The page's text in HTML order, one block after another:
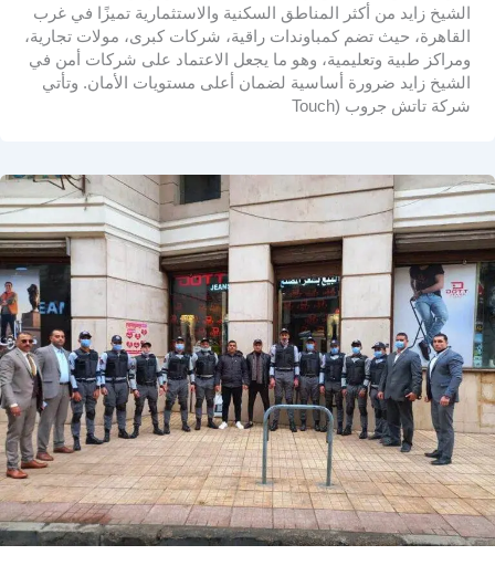
الشيخ زايد من أكثر المناطق السكنية والاستثمارية تميزًا في غرب
القاهرة، حيث تضم كمباوندات راقية، شركات كبرى، مولات تجارية،
ومراكز طبية وتعليمية، وهو ما يجعل الاعتماد على شركات أمن في
الشيخ زايد ضرورة أساسية لضمان أعلى مستويات الأمان. وتأتي
شركة تاتش جروب (Touch